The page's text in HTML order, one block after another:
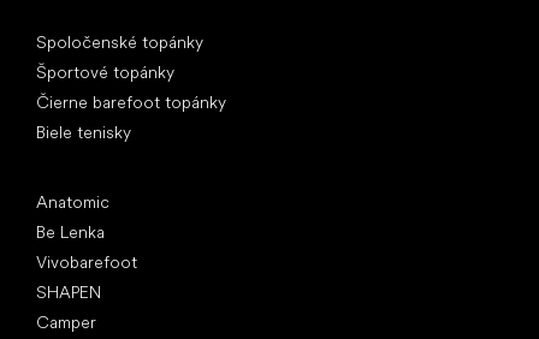
Spoločenské topánky
Športové topánky
Čierne barefoot topánky
Biele tenisky
Anatomic
Be Lenka
Vivobarefoot
SHAPEN
Camper